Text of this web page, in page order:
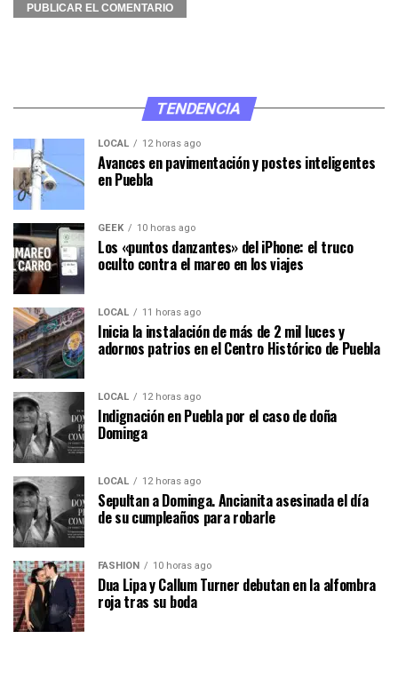
TENDENCIA
LOCAL 12 horas ago
Avances en pavimentación y postes inteligentes
en Puebla
GEEK 10 horas ago
Los «puntos danzantes» del iPhone: el truco
oculto contra el mareo en los viajes
LOCAL 11 horas ago
Inicia la instalación de más de 2 mil luces y
adornos patrios en el Centro Histórico de Puebla
LOCAL 12 horas ago
Indignación en Puebla por el caso de doña
Dominga
LOCAL 12 horas ago
Sepultan a Dominga. Ancianita asesinada el día
de su cumpleaños para robarle
FASHION 10 horas ago
Dua Lipa y Callum Turner debutan en la alfombra
roja tras su boda